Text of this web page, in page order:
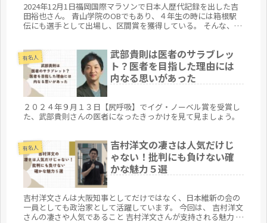
2024年12月1日福岡国際マラソンで日本人歴代記録を出した吉
田裕也さん。 青山学院のOBでもあり、４年生の時には箱根駅
伝にも選手として出場し、区間賞を獲得している。 そんな、吉
有名人
武部貴則は医者のサラブレッ
ト？医者を目指した理由には
内なる思いがあった
２０２４年９月１３日【尻呼吸】でイグ・ノーベル賞を受賞し
た、武部貴則さんの医者になったきっかけを見て見ましょう。
有名人
吉村洋文の凄さは人気だけじ
ゃない！批判にも負けない確
かな魅力５選
吉村洋文さんは大阪知事としてだけではなく、日本維新の会の
一員としても政治家として活躍しています。 今回は、 吉村洋文
さんの凄さや人気であること 吉村洋文さんが支持される魅力 に